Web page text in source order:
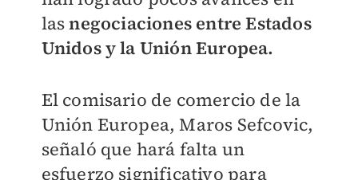
lasnegociaciones entre Estados
Unidos y la Unión Europea.
El comisario de comercio de la
Unión Europea, Maros Sefcovic,
señaló que hará falta un
esfuerzo significativo para